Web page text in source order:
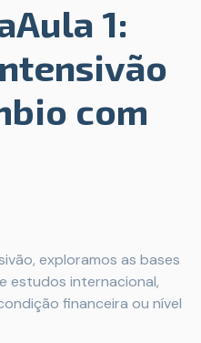
1:
com
exploramos as bases
estudos internacional,
financeira ou nível